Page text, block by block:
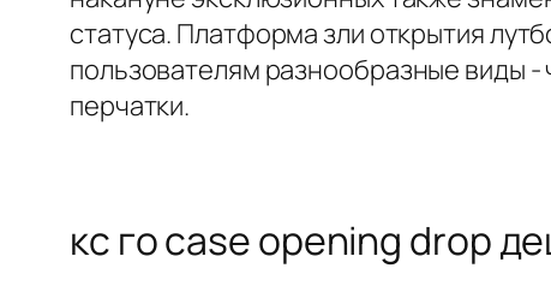
статуса. Платформа зли открытия
пользователям разнообразные виды
перчатки.
кс го case opening drop